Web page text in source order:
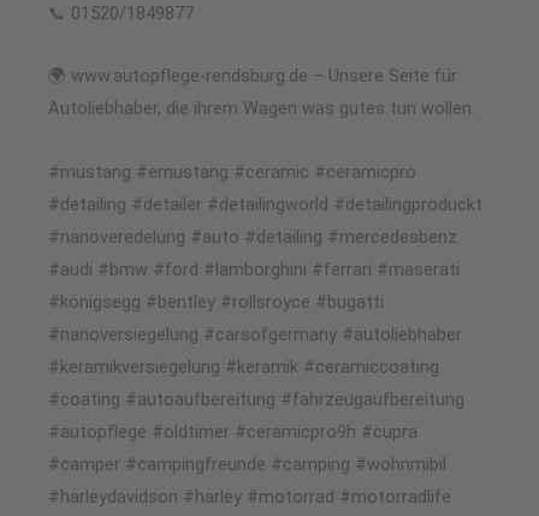
📞 01520/1849877
🌍 www.autopflege-rendsburg.de – Unsere Seite für
Autoliebhaber, die ihrem Wagen was gutes tun wollen.
#mustang #emustang #ceramic #ceramicpro
#detailing #detailer #detailingworld #detailingproduckt
#nanoveredelung #auto #detailing #mercedesbenz
#audi #bmw #ford #lamborghini #ferrari #maserati
#königsegg #bentley #rollsroyce #bugatti
#nanoversiegelung #carsofgermany #autoliebhaber
#keramikversiegelung #keramik #ceramiccoating
#coating #autoaufbereitung #fahrzeugaufbereitung
#autopflege #oldtimer #ceramicpro9h #cupra
#camper #campingfreunde #camping #wohnmibil
#harleydavidson #harley #motorrad #motorradlife